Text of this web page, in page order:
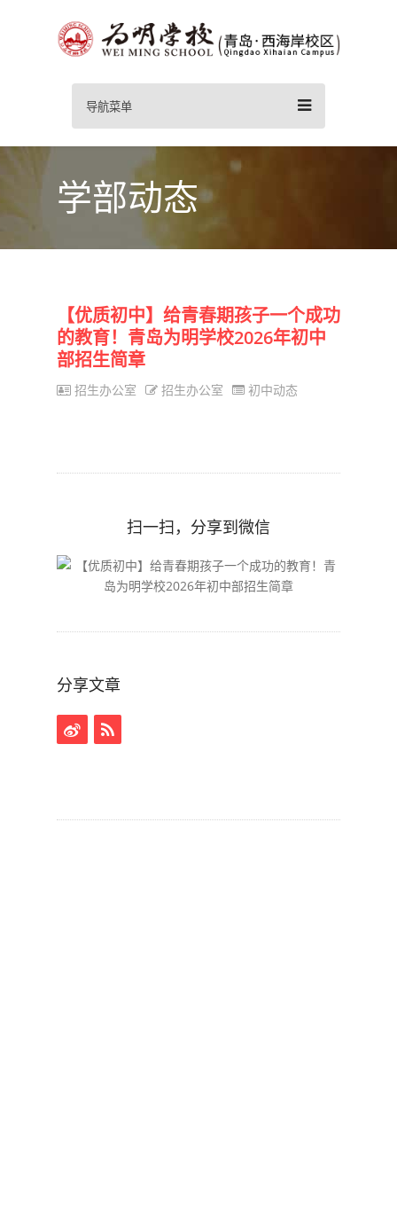
导航菜单
学部动态
【优质初中】给青春期孩子一个成功
的教育！青岛为明学校2026年初中
部招生简章
招生办公室 招生办公室 初中动态
扫一扫，分享到微信
分享文章